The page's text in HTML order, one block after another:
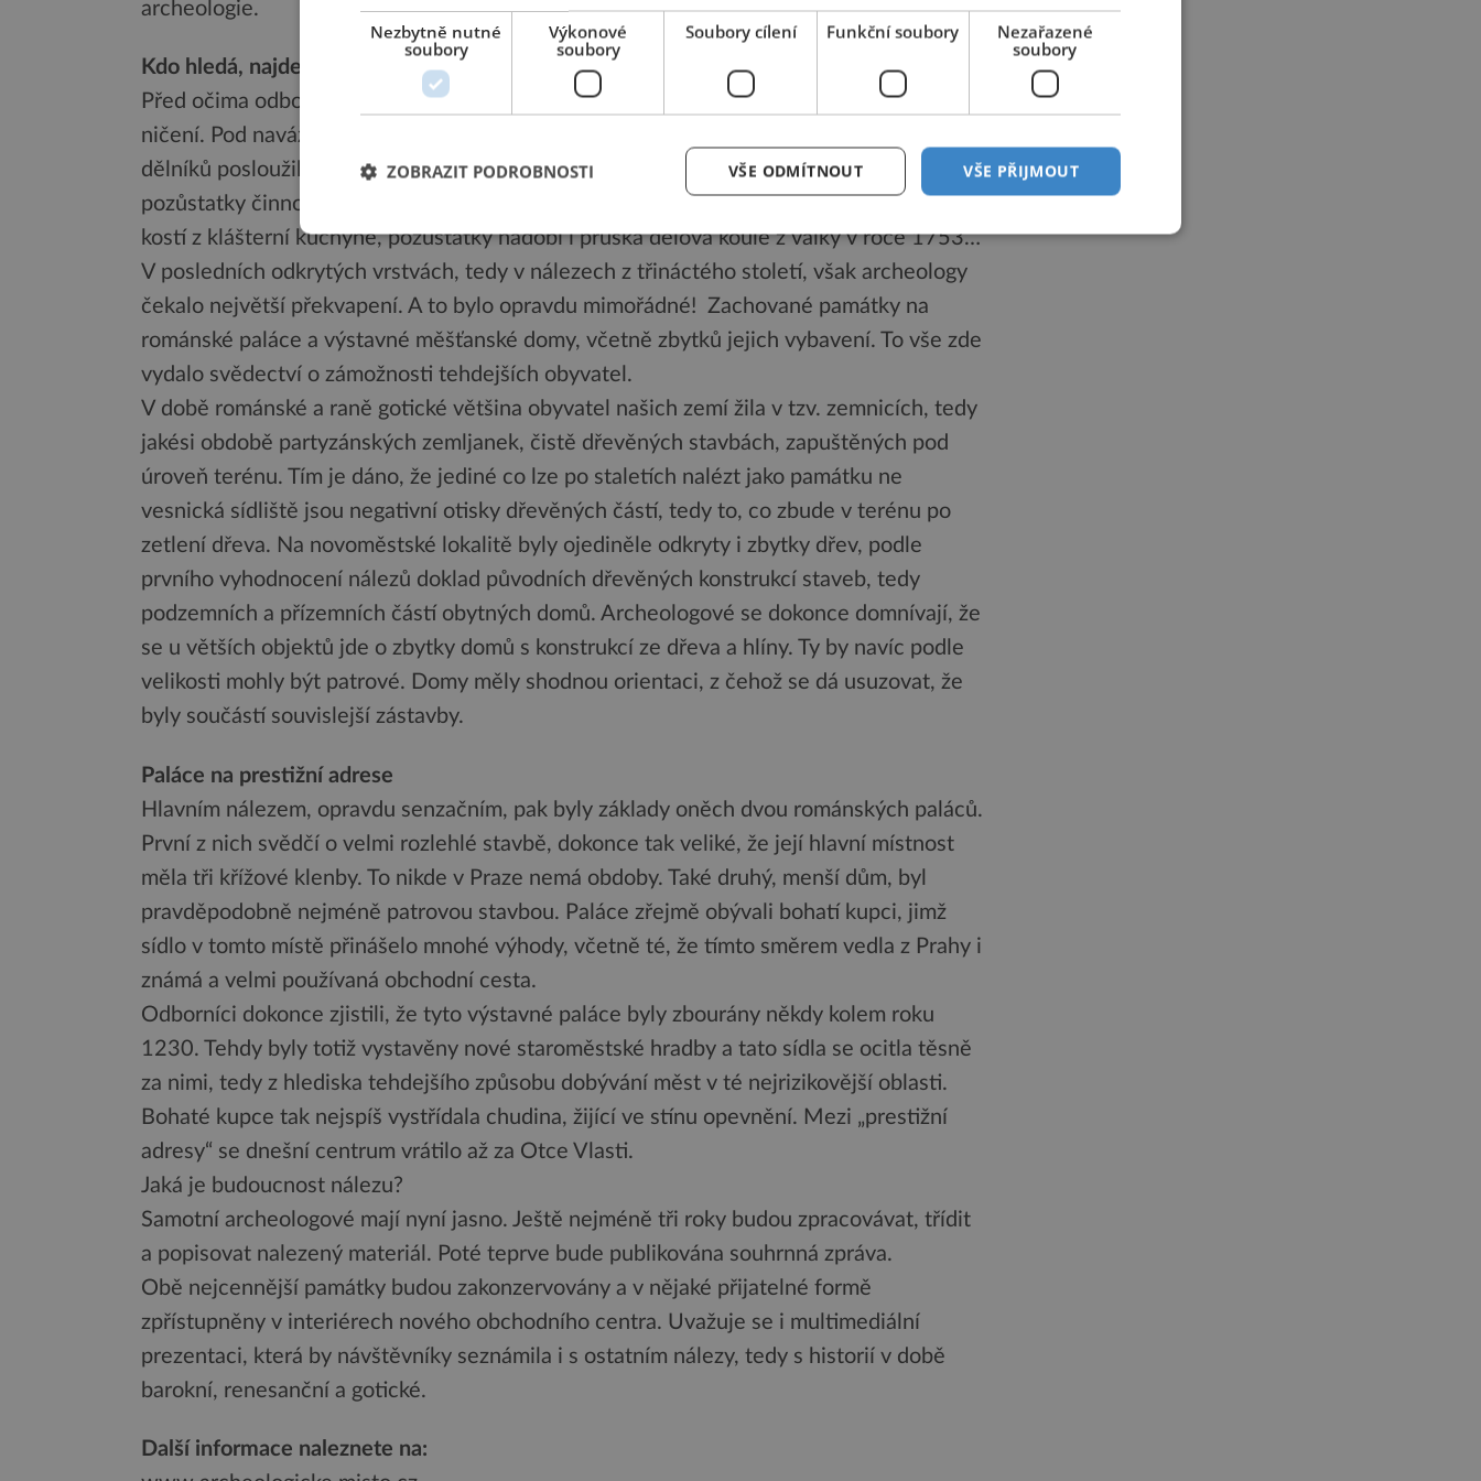
archeologie.
Kdo hledá, najde!
Před očima odborníků se tak zpětně odvíjel film o stavbách i o bourání, o budování i
ničení. Pod navážkami zeminy, která při výstavbě kláštera a později kasáren tehdejším
dělníků posloužila k vyrovnání terénních nerovností, se postupně nacházely další a další
pozůstatky činnosti kláštera i životů prostých měšťanů – zlomky barokní sochy, zbytky
kostí z klášterní kuchyně, pozůstatky nádobí i pruská dělová koule z války v roce 1753…
V posledních odkrytých vrstvách, tedy v nálezech z třináctého století, však archeology
čekalo největší překvapení. A to bylo opravdu mimořádné! Zachované památky na
románské paláce a výstavné měšťanské domy, včetně zbytků jejich vybavení. To vše zde
vydalo svědectví o zámožnosti tehdejších obyvatel.
V době románské a raně gotické většina obyvatel našich zemí žila v tzv. zemnicích, tedy
jakési obdobě partyzánských zemljanek, čistě dřevěných stavbách, zapuštěných pod
úroveň terénu. Tím je dáno, že jediné co lze po staletích nalézt jako památku ne
vesnická sídliště jsou negativní otisky dřevěných částí, tedy to, co zbude v terénu po
zetlení dřeva. Na novoměstské lokalitě byly ojediněle odkryty i zbytky dřev, podle
prvního vyhodnocení nálezů doklad původních dřevěných konstrukcí staveb, tedy
podzemních a přízemních částí obytných domů. Archeologové se dokonce domnívají, že
se u větších objektů jde o zbytky domů s konstrukcí ze dřeva a hlíny. Ty by navíc podle
velikosti mohly být patrové. Domy měly shodnou orientaci, z čehož se dá usuzovat, že
byly součástí souvislejší zástavby.
Paláce na prestižní adrese
Hlavním nálezem, opravdu senzačním, pak byly základy oněch dvou románských paláců.
První z nich svědčí o velmi rozlehlé stavbě, dokonce tak veliké, že její hlavní místnost
měla tři křížové klenby. To nikde v Praze nemá obdoby. Také druhý, menší dům, byl
pravděpodobně nejméně patrovou stavbou. Paláce zřejmě obývali bohatí kupci, jimž
sídlo v tomto místě přinášelo mnohé výhody, včetně té, že tímto směrem vedla z Prahy i
známá a velmi používaná obchodní cesta.
Odborníci dokonce zjistili, že tyto výstavné paláce byly zbourány někdy kolem roku
1230. Tehdy byly totiž vystavěny nové staroměstské hradby a tato sídla se ocitla těsně
za nimi, tedy z hlediska tehdejšího způsobu dobývání měst v té nejrizikovější oblasti.
Bohaté kupce tak nejspíš vystřídala chudina, žijící ve stínu opevnění. Mezi „prestižní
adresy“ se dnešní centrum vrátilo až za Otce Vlasti.
Jaká je budoucnost nálezu?
Samotní archeologové mají nyní jasno. Ještě nejméně tři roky budou zpracovávat, třídit
a popisovat nalezený materiál. Poté teprve bude publikována souhrnná zpráva.
Obě nejcennější památky budou zakonzervovány a v nějaké přijatelné formě
zpřístupněny v interiérech nového obchodního centra. Uvažuje se i multimediální
prezentaci, která by návštěvníky seznámila i s ostatním nálezy, tedy s historií v době
barokní, renesanční a gotické.
Další informace naleznete na:
Nezbytně nutné
soubory
Výkonové
soubory
Soubory cílení Funkční soubory
Nezařazené
soubory
VŠE PŘIJMOUT
VŠE ODMÍTNOUT
ZOBRAZIT PODROBNOSTI